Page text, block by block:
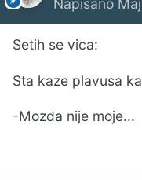
Napisano
Setih se vica:
Sta kaze plavusa
-Mozda nije moje...